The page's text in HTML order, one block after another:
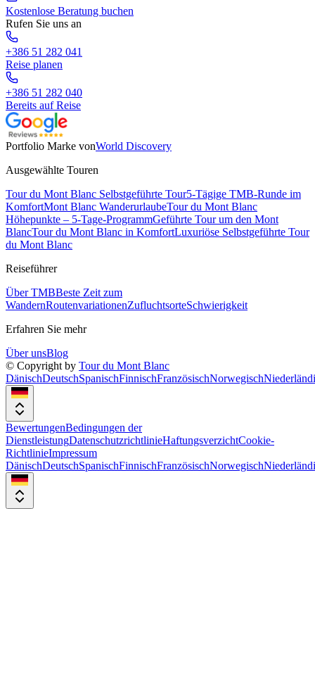
Kostenlose Beratung buchen
Rufen Sie uns an
+386 51 282 041
Reise planen
+386 51 282 040
Bereits auf Reise
Portfolio Marke vonWorld Discovery
Ausgewählte Touren
Tour du Mont Blanc Selbstgeführte Tour5-Tägige TMB-Runde im
KomfortMont Blanc WanderurlaubeTour du Mont Blanc
Höhepunkte – 5-Tage-ProgrammGeführte Tour um den Mont
BlancTour du Mont Blanc in KomfortLuxuriöse Selbstgeführte Tour
du Mont Blanc
Reiseführer
Über TMBBeste Zeit zum
WandernRoutenvariationenZufluchtsorteSchwierigkeit
Erfahren Sie mehr
Über unsBlog
© Copyright by Tour du Mont Blanc
DänischDeutschSpanischFinnischFranzösischNorwegisch
BewertungenBedingungen der
DienstleistungDatenschutzrichtlinieHaftungsverzichtCookie-
RichtlinieImpressum
DänischDeutschSpanischFinnischFranzösischNorwegisch